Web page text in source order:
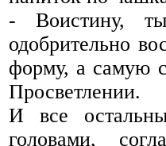
- Воистину,
одобрительно
форму, а самую
Просветлении.
И все
головами,